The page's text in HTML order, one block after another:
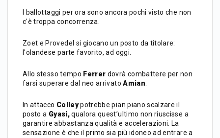
I ballottaggi per ora sono ancora pochi visto che non
c'è troppa concorrenza.
Zoet e Provedel si giocano un posto da titolare:
l'olandese parte favorito, ad oggi.
Allo stesso tempo Ferrer dovrà combattere per non
farsi superare dal neo arrivatoAmian
In attacco Colleypotrebbe pian piano scalzare il
posto a Gyasi,qualora quest’ultimo non riuscisse a
garantire abbastanza qualità e accelerazioni. La
sensazione è che il primo sia più idoneo ad entrare a